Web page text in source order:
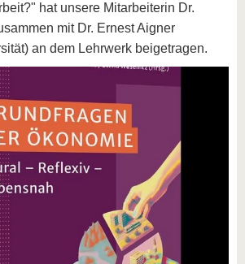
hat unsere Mitarbeiterin Dr.
mit Dr. Ernest Aigner
an dem Lehrwerk beigetragen.